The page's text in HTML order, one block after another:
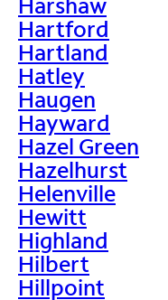
Hartford
Hartland
Hatley
Haugen
Hayward
Hazel Green
Hazelhurst
Helenville
Hewitt
Highland
Hilbert
Hillpoint